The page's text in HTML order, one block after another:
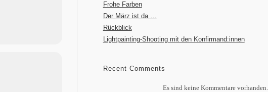
Frohe Farben
Der März ist da …
Rückblick
Lightpainting-Shooting mit den Konfirmand:innen
Recent Comments
Es sind keine Kommentare vorhanden.